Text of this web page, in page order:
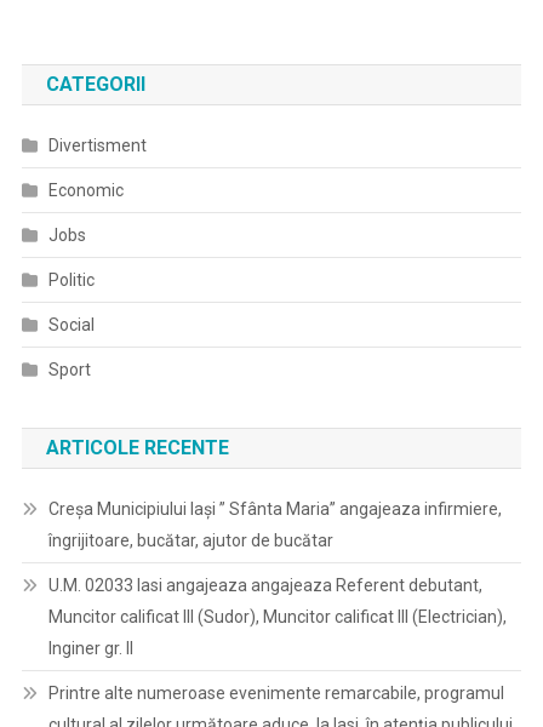
CATEGORII
Divertisment
Economic
Jobs
Politic
Social
Sport
ARTICOLE RECENTE
Creșa Municipiului Iași ” Sfânta Maria” angajeaza infirmiere,
îngrijitoare, bucătar, ajutor de bucătar
U.M. 02033 Iasi angajeaza angajeaza Referent debutant,
Muncitor calificat III (Sudor), Muncitor calificat III (Electrician),
Inginer gr. II
Printre alte numeroase evenimente remarcabile, programul